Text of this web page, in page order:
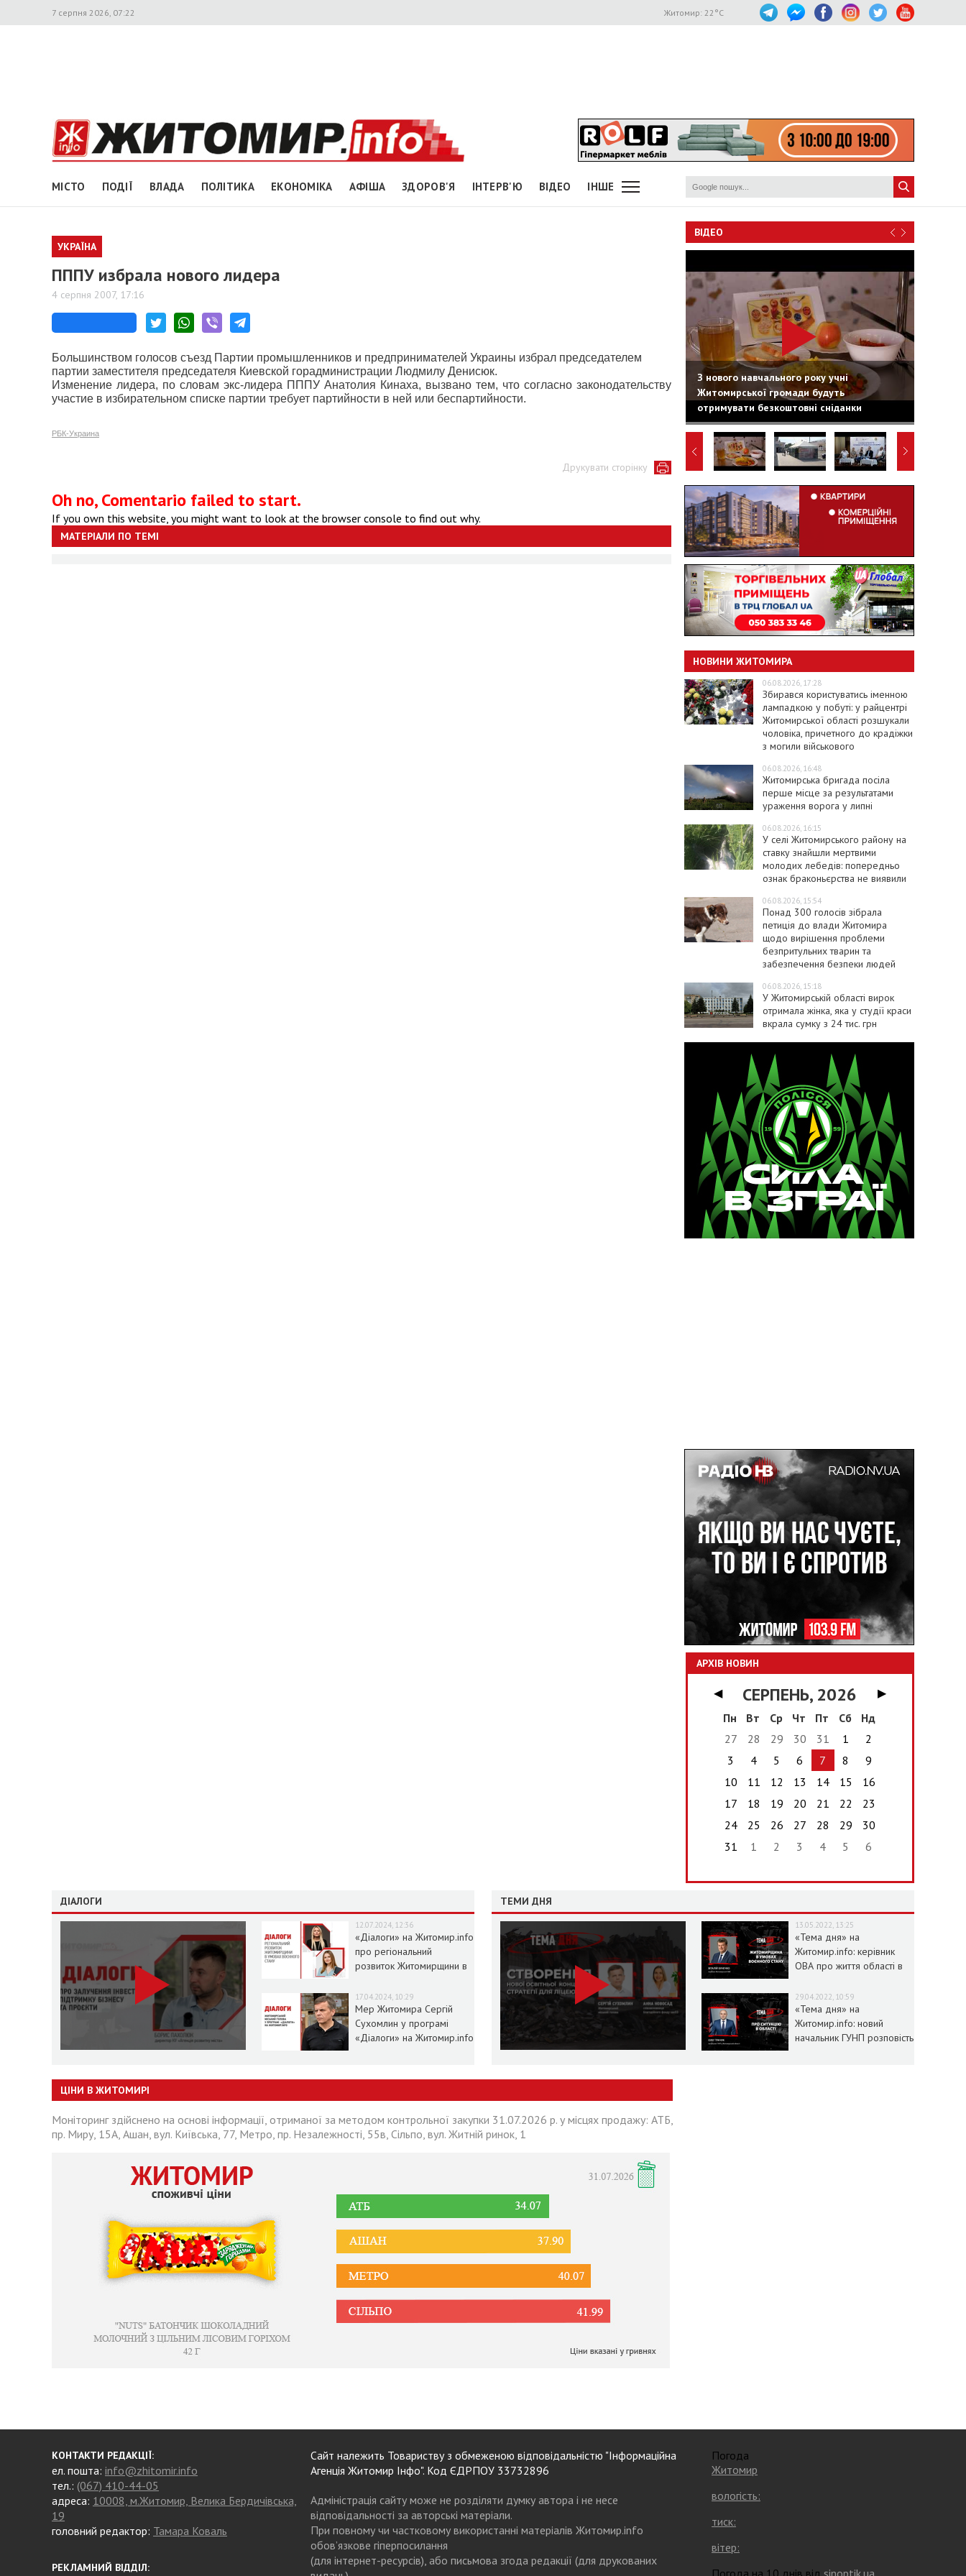
7 серпня 2026, 07:22 Житомир: 22 °C
МІСТО ПОДІЇ ВЛАДА ПОЛІТИКА ЕКОНОМІКА АФІША ЗДОРОВ'Я ІНТЕРВ'Ю ВІДЕО ІНШЕ
УКРАЇНА
ПППУ избрала нового лидера
4 серпня 2007, 17:16
Большинством голосов съезд Партии промышленников и предпринимателей Украины избрал председателем
партии заместителя председателя Киевской горадминистрации Людмилу Денисюк.
Изменение лидера, по словам экс-лидера ПППУ Анатолия Кинаха, вызвано тем, что согласно законодательству
участие в избирательном списке партии требует партийности в ней или беспартийности.
РБК-Украина
Друкувати сторінку
Oh no, Comentario failed to start.
If you own this website, you might want to look at the browser console to find out why.
МАТЕРІАЛИ ПО ТЕМІ
ВІДЕО
З нового навчального року учні
Житомирської громади будуть
отримувати безкоштовні сніданки
НОВИНИ ЖИТОМИРА
06.08.2026, 17:28
Збирався користуватись іменною
лампадкою у побуті: у райцентрі
Житомирської області розшукали
чоловіка, причетного до крадіжки
з могили військового
06.08.2026, 16:48
Житомирська бригада посіла
перше місце за результатами
ураження ворога у липні
06.08.2026, 16:15
У селі Житомирського району на
ставку знайшли мертвими
молодих лебедів: попередньо
ознак браконьєрства не виявили
06.08.2026, 15:54
Понад 300 голосів зібрала
петиція до влади Житомира
щодо вирішення проблеми
безпритульних тварин та
забезпечення безпеки людей
06.08.2026, 15:18
У Житомирській області вирок
отримала жінка, яка у студії краси
вкрала сумку з 24 тис. грн
АРХІВ НОВИН
◀ СЕРПЕНЬ, 2026
▶
Пн
Вт Ср Чт Пт Сб
Нд
27
28 29 30 31 1
2
3
4 5 6 7 8
9
10
11 12 13 14 15
16
17
18 19 20 21 22
23
24
25 26 27 28 29
30
31
1 2 3 4 5 6
ДІАЛОГИ
12.07.2024, 12:36
«Діалоги» на Житомир.info
про регіональний
розвиток Житомирщини в
17.04.2024, 10:29
Мер Житомира Сергій
Сухомлин у програмі
«Діалоги» на Житомир.info
ТЕМИ ДНЯ
13.05.2022, 13:25
«Тема дня» на
Житомир.info: керівник
ОВА про життя області в
29.04.2022, 10:59
«Тема дня» на
Житомир.info: новий
начальник ГУНП розповість
ЦІНИ В ЖИТОМИРІ
Моніторинг здійснено на основі інформації, отриманої за методом контрольної закупки 31.07.2026 р. у місцях продажу: АТБ,
пр. Миру, 15А, Ашан, вул. Київська, 77, Метро, пр. Незалежності, 55в, Сільпо, вул. Житній ринок, 1
КОНТАКТИ РЕДАКЦІЇ:
ел. пошта: info@zhitomir.info
тел.: (067) 410-44-05
адреса: 10008, м.Житомир, Велика Бердичівська,
19
головний редактор: Тамара Коваль
РЕКЛАМНИЙ ВІДДІЛ:
Сайт належить Товариству з обмеженою відповідальністю "Інформаційна
Агенція Житомир Інфо". Код ЄДРПОУ 33732896
Адміністрація сайту може не розділяти думку автора і не несе
відповідальності за авторські матеріали.
При повному чи частковому використанні матеріалів Житомир.info
обов’язкове гіперпосилання
(для інтернет-ресурсів), або письмова згода редакції (для друкованих
Погода
Житомир
вологість:
тиск:
вітер:
Погода на 10 днів від sinoptik.ua